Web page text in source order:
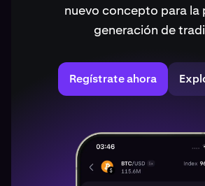
nuevo concepto para la
generación de
Regístrate ahora